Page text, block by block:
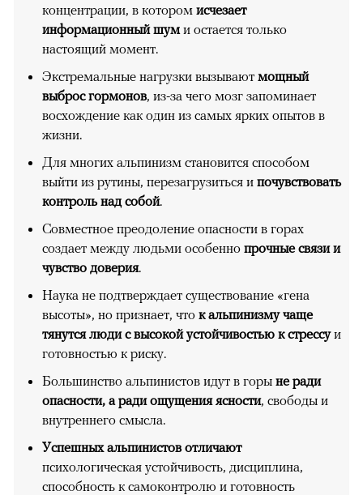
концентрации, в котором исчезает
информационный шум и остается только
настоящий момент.
Экстремальные нагрузки вызывают мощный
выброс гормонов, из-за чего мозг запоминает
восхождение как один из самых ярких опытов в
жизни.
Для многих альпинизм становится способом
выйти из рутины, перезагрузиться и почувствовать
контроль над собой.
Совместное преодоление опасности в горах
создает между людьми особенно прочные связи и
чувство доверия.
Наука не подтверждает существование «гена
высоты», но признает, что к альпинизму чаще
тянутся люди с высокой устойчивостью к стрессуи
готовностью к риску.
Большинство альпинистов идут в горы не ради
опасности, а ради ощущения ясности, свободы и
внутреннего смысла.
Успешных альпинистов отличают
психологическая устойчивость, дисциплина,
способность к самоконтролю и готовность